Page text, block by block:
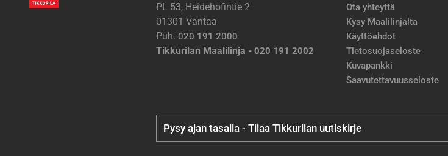
PL 53, Heidehofintie 2
01301 Vantaa
Puh. 020 191 2000
Tikkurilan Maalilinja - 020 191 2002
Ota yhteyttä
Kysy Maalilinjalta
Käyttöehdot
Tietosuojaseloste
Kuvapankki
Saavutettavuusseloste
Pysy ajan tasalla - Tilaa Tikkurilan uutiskirje